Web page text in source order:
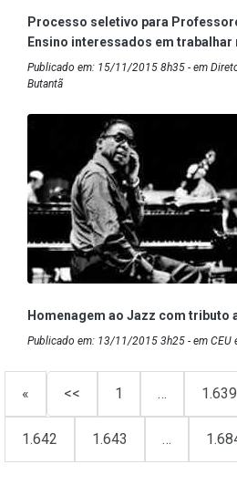
Processo seletivo para
Ensino interessados em trabalhar
Publicado em: 15/11/2015 8h35 - em
Butantã
Homenagem ao Jazz com tributo
Publicado em: 13/11/2015 3h25 - em CEU
« << 1 … 1.639
1.642 1.643 …